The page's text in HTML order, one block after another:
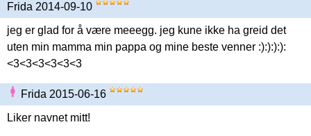
Frida 2014-09-10
jeg er glad for å være meeegg. jeg kune ikke ha greid det
uten min mamma min pappa og mine beste venner :):):):):
<3<3<3<3<3<3
Frida 2015-06-16
Liker navnet mitt!